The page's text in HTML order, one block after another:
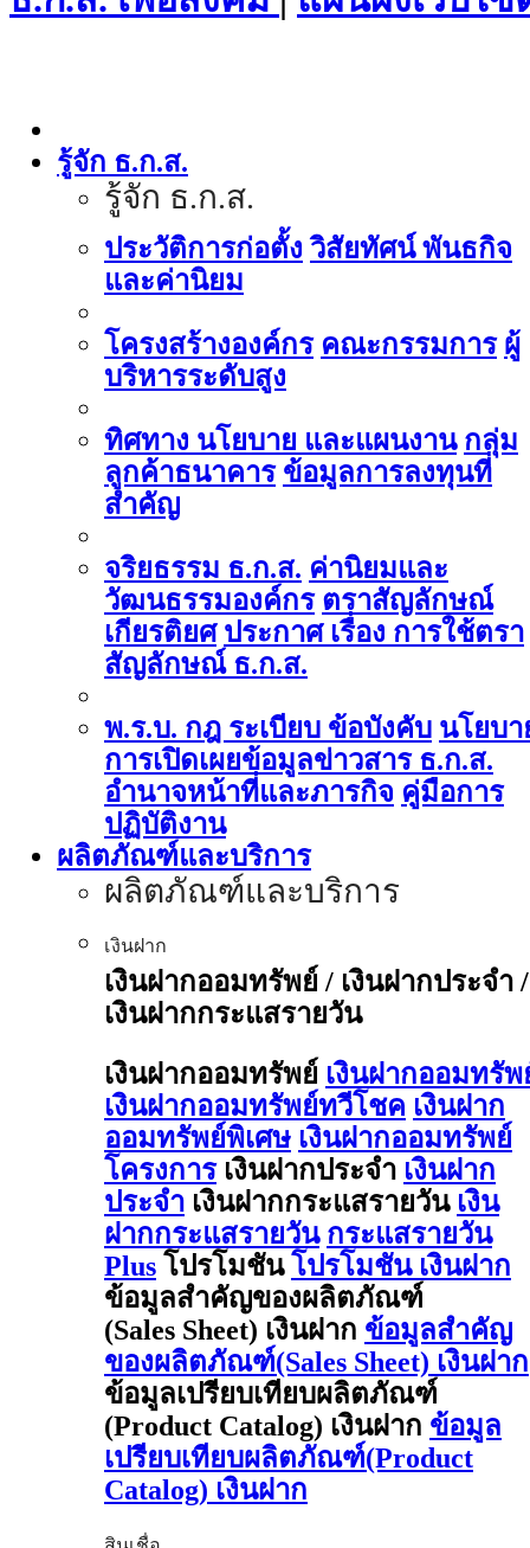
รู้จัก ธ.ก.ส.
รู้จัก ธ.ก.ส.
ประวัติการก่อตั้ง วิสัยทัศน์ พันธกิจ
และค่านิยม
โครงสร้างองค์กร คณะกรรมการ ผู้
บริหารระดับสูง
ทิศทาง นโยบาย และแผนงาน กลุ่ม
ลูกค้าธนาคาร ข้อมูลการลงทุนที่
สำคัญ
จริยธรรม ธ.ก.ส. ค่านิยมและ
วัฒนธรรมองค์กร ตราสัญลักษณ์
เกียรติยศ ประกาศ เรื่อง การใช้ตรา
สัญลักษณ์ ธ.ก.ส.
พ.ร.บ. กฎ ระเบียบ ข้อบังคับ นโยบา
การเปิดเผยข้อมูลข่าวสาร ธ.ก.ส.
อำนาจหน้าที่และภารกิจ คู่มือการ
ปฏิบัติงาน
ผลิตภัณฑ์และบริการ
ผลิตภัณฑ์และบริการ
เงินฝาก
เงินฝากออมทรัพย์ / เงินฝากประจำ /
เงินฝากกระแสรายวัน
เงินฝากออมทรัพย์ เงินฝากออมทรัพ
เงินฝากออมทรัพย์ทวีโชค เงินฝาก
ออมทรัพย์พิเศษ เงินฝากออมทรัพย์
โครงการ เงินฝากประจำ เงินฝาก
ประจำ เงินฝากกระแสรายวัน เงิน
ฝากกระแสรายวัน กระแสรายวัน
Plus โปรโมชัน โปรโมชัน เงินฝาก
ข้อมูลสำคัญของผลิตภัณฑ์
(Sales Sheet) เงินฝาก ข้อมูลสำคัญ
ของผลิตภัณฑ์(Sales Sheet) เงินฝาก
ข้อมูลเปรียบเทียบผลิตภัณฑ์
(Product Catalog) เงินฝาก ข้อมูล
เปรียบเทียบผลิตภัณฑ์(Product
Catalog) เงินฝาก